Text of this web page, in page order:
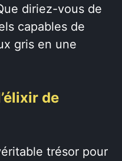
diriez-vous de
capables de
gris en une
de
trésor pour